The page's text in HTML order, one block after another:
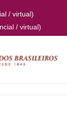
/ virtual)
/ virtual)